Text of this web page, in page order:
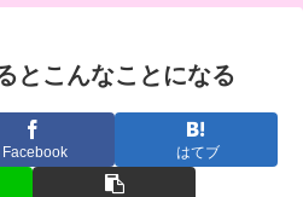
とこんなことになる
Facebook はてブ